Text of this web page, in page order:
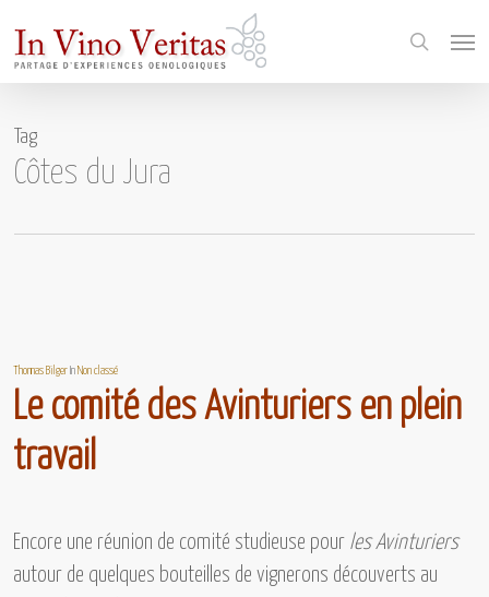
main
search
Tag
Côtes du Jura
Thomas Bilger InNon classé
Le comité des Avinturiers en plein
travail
Encore une réunion de comité studieuse pour les Avinturiers
autour de quelques bouteilles de vignerons découverts au